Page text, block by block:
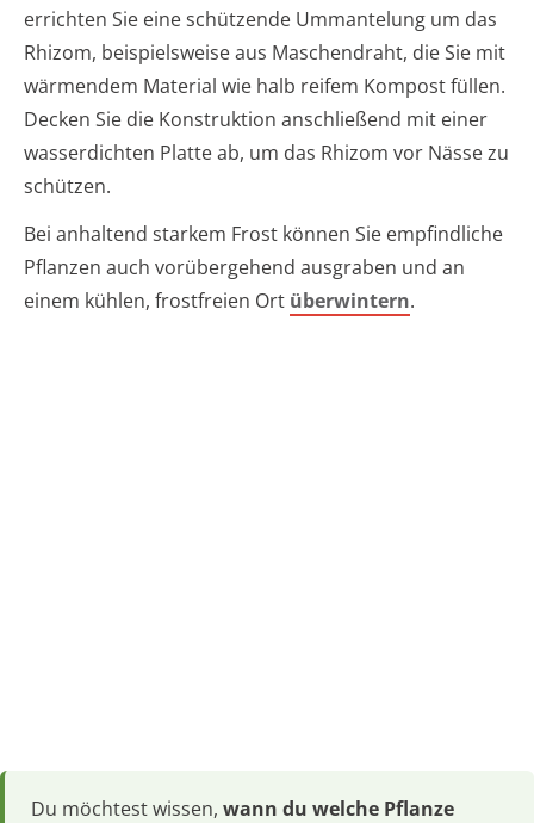
errichten Sie eine schützende Ummantelung um das
Rhizom, beispielsweise aus Maschendraht, die Sie mit
wärmendem Material wie halb reifem Kompost füllen.
Decken Sie die Konstruktion anschließend mit einer
wasserdichten Platte ab, um das Rhizom vor Nässe zu
schützen.
Bei anhaltend starkem Frost können Sie empfindliche
Pflanzen auch vorübergehend ausgraben und an
einem kühlen, frostfreien Ort überwintern.
Du möchtest wissen, wann du welche Pflanze